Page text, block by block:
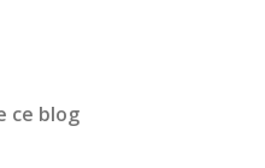
ce blog